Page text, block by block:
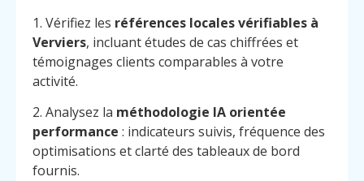
1. Vérifiez les références locales vérifiables à
Verviers, incluant études de cas chiffrées et
témoignages clients comparables à votre
activité.
2. Analysez la méthodologie IA orientée
performance : indicateurs suivis, fréquence des
optimisations et clarté des tableaux de bord
fournis.